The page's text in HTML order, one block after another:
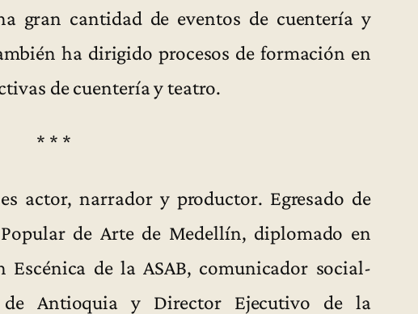
gran cantidad de eventos de cuentería y
ha dirigido procesos de formación en
de cuentería y teatro.
* * *
es actor, narrador y productor. Egresado de
de Arte de Medellín, diplomado en
Escénica de la ASAB, comunicador social-
Antioquia y Director Ejecutivo de la